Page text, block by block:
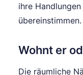
ihre
übereinstimmen.
Wohnt er
Die räumliche